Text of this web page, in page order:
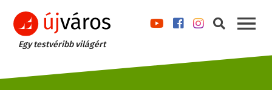
Egy testvéribb világért